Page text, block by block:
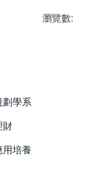
瀏覽數:
劃學系
財
用培養